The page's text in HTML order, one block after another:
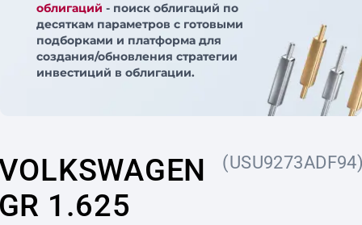
облигаций - поиск облигаций по
десяткам параметров с готовыми
подборками и платформа для
создания/обновления стратегии
инвестиций в облигации.
1.625